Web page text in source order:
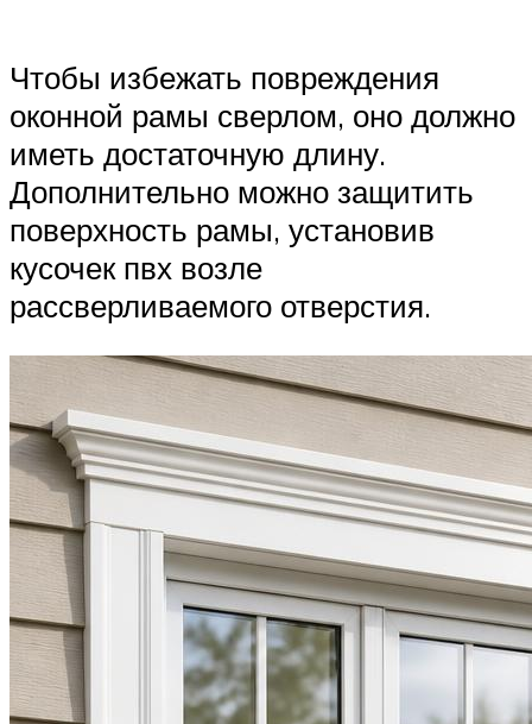
Чтобы избежать повреждения
оконной рамы сверлом, оно должно
иметь достаточную длину.
Дополнительно можно защитить
поверхность рамы, установив
кусочек пвх возле
рассверливаемого отверстия.